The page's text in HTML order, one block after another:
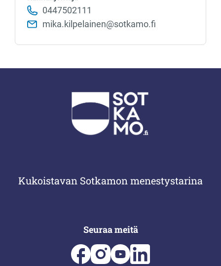
0447502111
mika.kilpelainen@sotkamo.fi
Kukoistavan Sotkamon menestystarina
Seuraa meitä